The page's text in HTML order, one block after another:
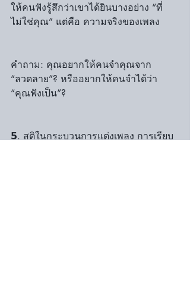
ให้คนฟังรู้สึกว่าเขาได้ยินบางอย่าง “ที่
ไม่ใช่คุณ” แต่คือ ความจริงของเพลง
คำถาม: คุณอยากให้คนจำคุณจาก
“ลวดลาย”? หรืออยากให้คนจำได้ว่า
“คุณฟังเป็น”?
𝟱. สติในกระบวนการแต่งเพลง การเรียบ